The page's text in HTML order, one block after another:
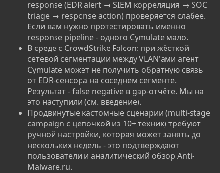
response (EDR alert → SIEM корреляция → SOC
triage → response action) проверяется слабее.
Если вам нужно протестировать именно
response pipeline - одного Cymulate мало.
В среде с CrowdStrike Falcon: при жёсткой
сетевой сегментации между VLAN'ами агент
Cymulate может не получить обратную связь
от EDR-сенсора на соседнем сегменте.
Результат - false negative в gap-отчёте. Мы на
это наступили (см. введение).
Продвинутые кастомные сценарии (multi-stage
campaign с цепочкой из 10+ техник) требуют
ручной настройки, которая может занять до
нескольких недель - это подтверждают
пользователи и аналитический обзор Anti-
Malware.ru.